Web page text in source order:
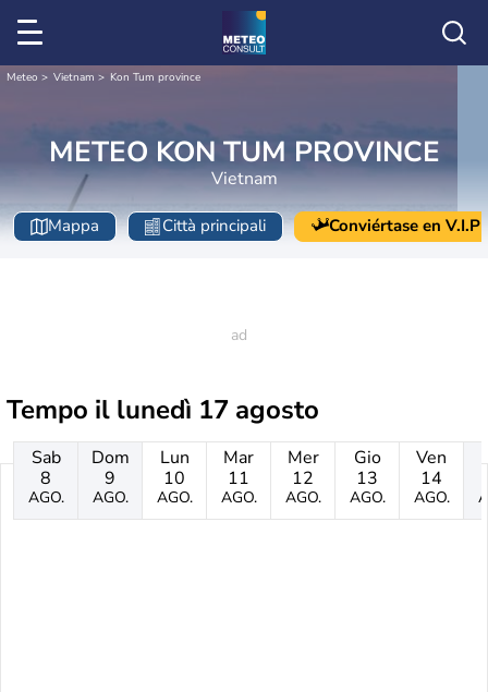
Meteo Vietnam Kon Tum province
METEO KON TUM PROVINCE
Vietnam
Mappa Città principali Conviértase en V.I.P
Tempo il lunedì 17 agosto
Sab
8
AGO.
Dom
9
AGO.
Lun
10
AGO.
Mar
11
AGO.
Mer
12
AGO.
Gio
13
AGO.
Ven
14
AGO.